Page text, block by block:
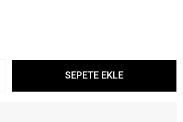
SEPETE EKLE